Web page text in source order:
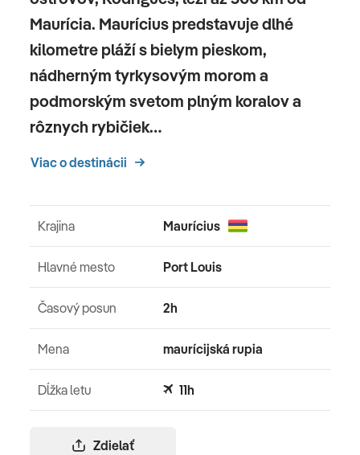
Maurícia. Maurícius predstavuje dlhé
kilometre pláží s bielym pieskom,
nádherným tyrkysovým morom a
podmorským svetom plným koralov a
rôznych rybičiek…
Viac o destinácii
Zdielať
Krajina Maurícius
Hlavné mesto Port Louis
Časový posun 2h
Mena maurícijská rupia
Dĺžka letu 11h